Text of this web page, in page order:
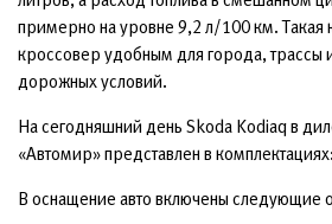
примерно на уровне 9,2 л/100 км. Такая
кроссовер удобным для города, трассы
дорожных условий.
На сегодняшний день Skoda Kodiaq в
«Автомир» представлен в комплектациях:
В оснащение авто включены следующие